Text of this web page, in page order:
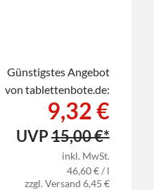
Günstigstes Angebot
von tablettenbote.de:
9,32 €
UVP15,00 €*
inkl. MwSt.
46,60 € / l
zzgl. Versand 6,45 €